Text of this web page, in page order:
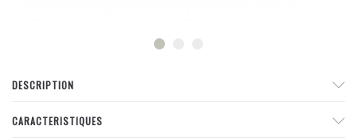
DESCRIPTION
CARACTERISTIQUES